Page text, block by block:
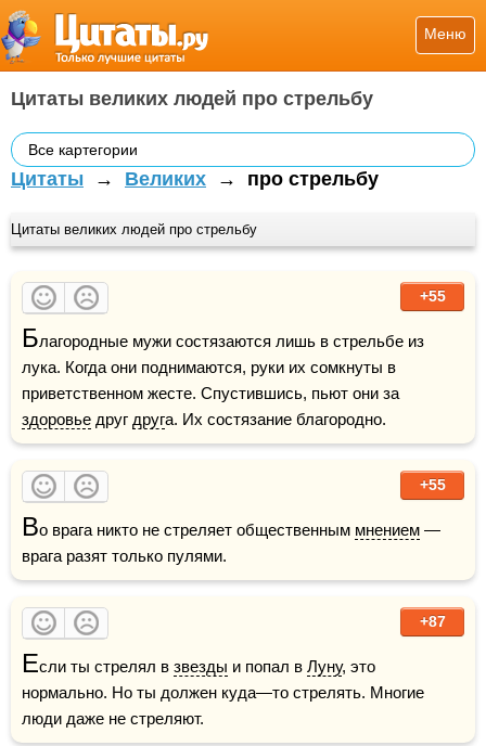
Меню
Цитаты великих людей про стрельбу
Все картегории
Цитаты → Великих → про стрельбу
Цитаты великих людей про стрельбу
+55
Благородные мужи состязаются лишь в стрельбе из
лука. Когда они поднимаются, руки их сомкнуты в
здоровье друг друга. Их состязание благородно.
+55
Во врага никто не стреляет общественным мнением —
врага разят только пулями.
+87
Если ты стрелял в звезды и попал в Луну, это
нормально. Но ты должен куда—то стрелять. Многие
люди даже не стреляют.